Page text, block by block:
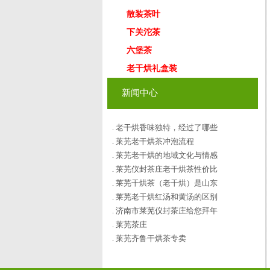
散装茶叶
下关沱茶
六堡茶
老干烘礼盒装
新闻中心
. 老干烘香味独特，经过了哪些
. 莱芜老干烘茶冲泡流程
. 莱芜老干烘的地域文化与情感
. 莱芜仪封茶庄老干烘茶性价比
. 莱芜干烘茶（老干烘）是山东
. 莱芜老干烘红汤和黄汤的区别
. 济南市莱芜仪封茶庄给您拜年
. 莱芜茶庄
. 莱芜齐鲁干烘茶专卖